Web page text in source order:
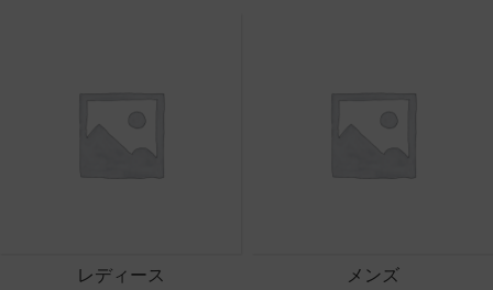
レディース メンズ